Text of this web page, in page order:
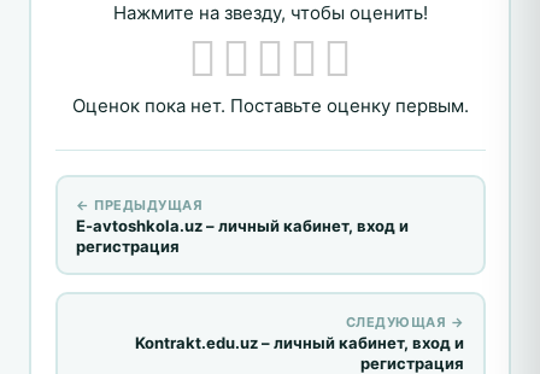
Нажмите на звезду, чтобы оценить!
Оценок пока нет. Поставьте оценку первым.
← ПРЕДЫДУЩАЯ
E-avtoshkola.uz – личный кабинет, вход и
регистрация
СЛЕДУЮЩАЯ →
Kontrakt.edu.uz – личный кабинет, вход и
регистрация